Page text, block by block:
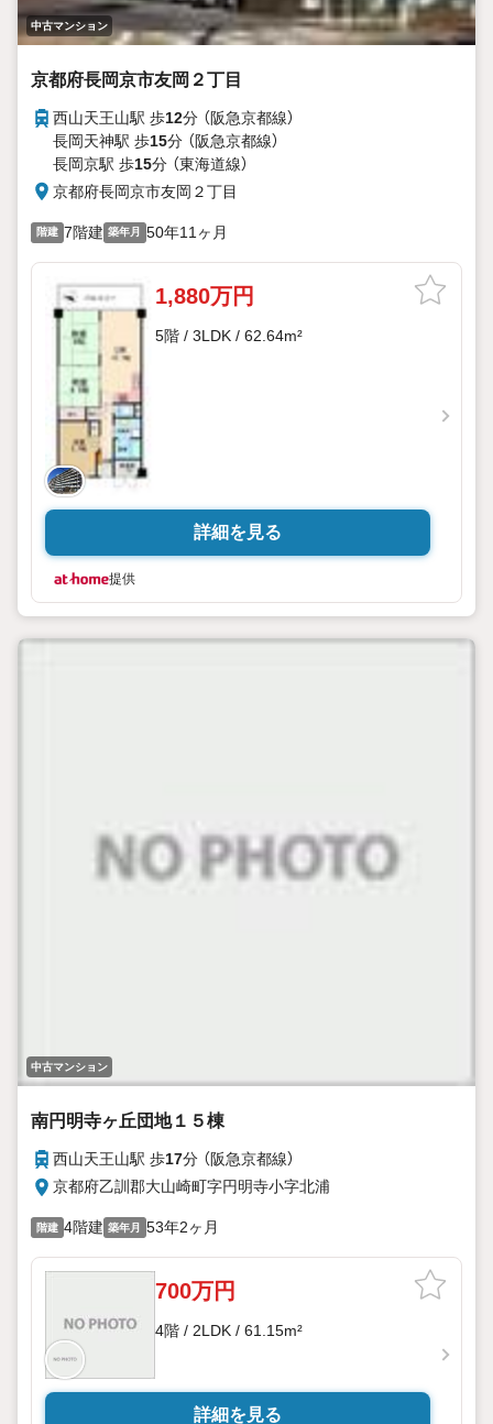
中古マンション
京都府長岡京市友岡２丁目
西山天王山駅 歩12分 （阪急京都線）
長岡天神駅 歩15分 （阪急京都線）
長岡京駅 歩15分 （東海道線）
京都府長岡京市友岡２丁目
階建 7階建 築年月 50年11ヶ月
1,880万円
5階 / 3LDK / 62.64m²
詳細を見る
提供
中古マンション
南円明寺ヶ丘団地１５棟
西山天王山駅 歩17分 （阪急京都線）
京都府乙訓郡大山崎町字円明寺小字北浦
階建 4階建 築年月 53年2ヶ月
700万円
4階 / 2LDK / 61.15m²
詳細を見る